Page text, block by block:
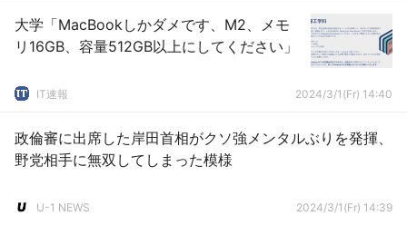
大学「MacBookしかダメです、M2、メモ
リ16GB、容量512GB以上にしてください」
IT速報 2024/3/1(Fr) 14:40
政倫審に出席した岸田首相がクソ強メンタルぶりを発揮、
野党相手に無双してしまった模様
U-1 NEWS 2024/3/1(Fr) 14:39